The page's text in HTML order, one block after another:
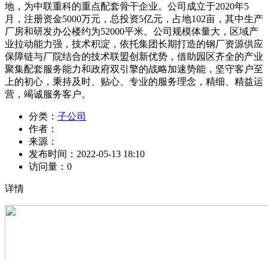
地，为中联重科的重点配套骨干企业。公司成立于2020年5
月，注册资金5000万元，总投资5亿元，占地102亩，其中生产
厂房和研发办公楼约为52000平米。公司规模体量大，区域产
业拉动能力强，技术积淀，依托集团长期打造的钢厂资源供应
保障链与厂院结合的技术联盟创新优势，借助园区齐全的产业
聚集配套服务能力和政府双引擎的战略加速势能，坚守客户至
上的初心，秉持及时、贴心、专业的服务理念，精细、精益运
营，竭诚服务客户。
分类： 子公司
作者：
来源：
发布时间： 2022-05-13 18:10
访问量： 0
详情